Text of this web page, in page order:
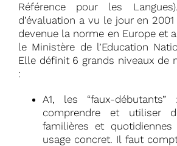
Référence pour les
d’évaluation a vu le jour en
devenue la norme en Europe et
le Ministère de l’Education
Elle définit 6 grands niveaux de
:
A1, les “faux-
comprendre et utiliser
familières et
usage concret. Il faut